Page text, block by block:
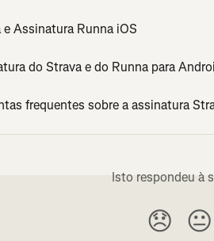
e Assinatura Runna iOS
do Strava e do Runna para
frequentes sobre a assinatura
Isto respondeu à
😞 😐